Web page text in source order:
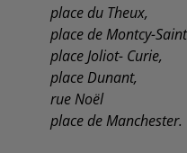
place du Theux,
place de Montcy-
place Joliot- Curie,
place Dunant,
rue Noël
place de Manchester.